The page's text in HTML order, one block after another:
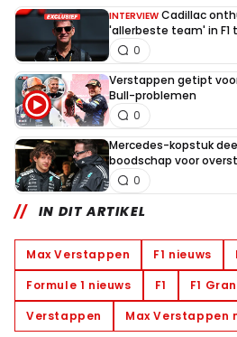
INTERVIEW Cadillac
'allerbeste team' in F1
0
Verstappen getipt
Bull-problemen
0
Mercedes-kopstuk
boodschap voor
0
IN DIT ARTIKEL
Max Verstappen F1 nieuws
Formule 1 nieuws
F1
F1
Verstappen
Max Verstappen